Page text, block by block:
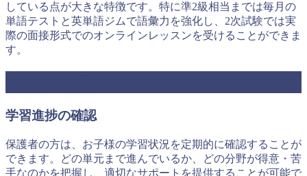
している点が大きな特徴です。特に準2級相当までは毎月の
単語テストと英単語ジムで語彙力を強化し、2次試験では実
際の面接形式でのオンラインレッスンを受けることができま
す。
学習進捗の確認
保護者の方は、お子様の学習状況を定期的に確認することが
できます。どの単元まで進んでいるか、どの分野が得意・苦
手なのかを把握し、適切なサポートを提供することが可能で